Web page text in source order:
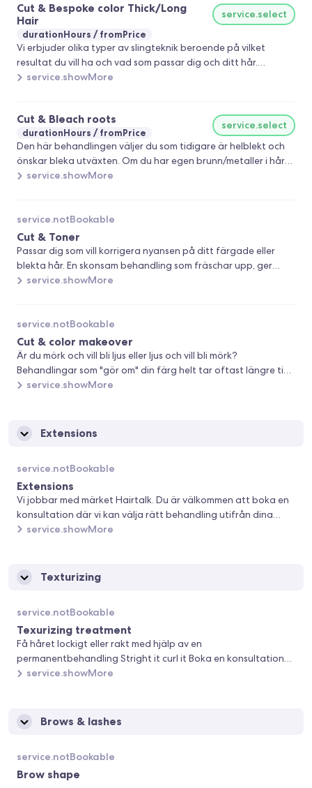
Cut & Bespoke color Thick/Long
Hair
durationHours fromPrice
service.select
Vi erbjuder olika typer av slingteknik beroende på vilket
resultat du vill ha och vad som passar dig och ditt hår.
Diskutera med din frisör. Highlights Balayage Foilayage
service.showMore
Cut & Bleach roots
durationHours fromPrice
service.select
Den här behandlingen väljer du som tidigare är helblekt och
önskar bleka utväxten. Om du har egen brunn/metaller i håret
rekommenderar vi en rensing med Malibu C i samband med din
service.showMore
Cut & Toner
service.notBookable
Passar dig som vill korrigera nyansen på ditt färgade eller
blekta hår. En skonsam behandling som fräschar upp, ger
glans och samtidigt förändrar tonen efter dina önskemål.
service.showMore
Cut & color makeover
service.notBookable
Är du mörk och vill bli ljus eller ljus och vill bli mörk?
Behandlingar som "gör om" din färg helt tar oftast längre tid
och kräver mer material. Därför är det viktigt att rätt
service.showMore
Extensions
Extensions
service.notBookable
Vi jobbar med märket Hairtalk. Du är välkommen att boka en
konsultation där vi kan välja rätt behandling utifrån dina
önskemål.
service.showMore
Texturizing
Texurizing treatment
service.notBookable
Få håret lockigt eller rakt med hjälp av en
permanentbehandling Stright it curl it Boka en konsultation
eller ring till oss för mer information
service.showMore
Brows & lashes
Brow shape
service.notBookable